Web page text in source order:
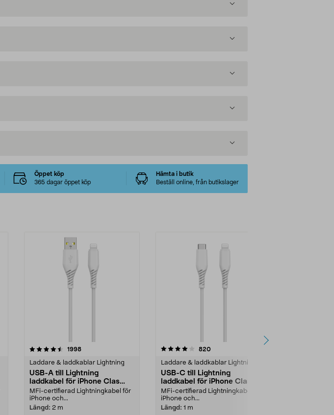
Öppet köp
365 dagar öppet köp
Hämta i butik
Beställ online, från butikslager
1998recensioner
Laddare & laddkablar Lightning
USB-A till Lightning
laddkabel för iPhone Clas
Ohlson
MFi-certifierad Lightningkabel för
iPhone och...
Längd: 2 m
4.0 av 5 stjärnor 820recensioner
Laddare & laddkablar Lightning
USB-C till Lightning
laddkabel för iPhone Clas
Ohlson
MFi-certifierad Lightningkabel för
iPhone och...
Längd: 1 m
4.5 av 5 stjärnor